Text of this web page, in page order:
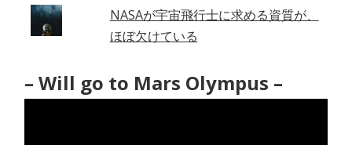
NASAが宇宙飛行士に求める資質が、
ほぼ欠けている
– Will go to Mars Olympus –